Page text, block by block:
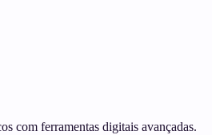
com ferramentas digitais avançadas.